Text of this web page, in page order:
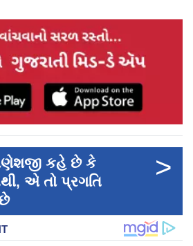
કહે છે કે
એ તો પ્રગતિ
>